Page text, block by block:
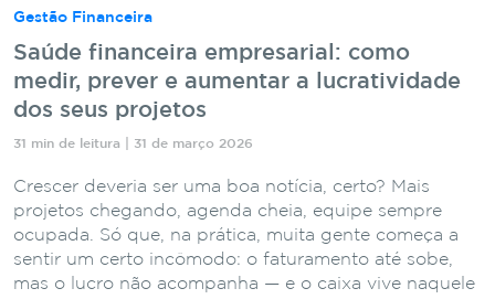
Gestão Financeira
Saúde financeira empresarial: como
medir, prever e aumentar a lucratividade
dos seus projetos
31 min de leitura | 31 de março 2026
Crescer deveria ser uma boa notícia, certo? Mais
projetos chegando, agenda cheia, equipe sempre
ocupada. Só que, na prática, muita gente começa a
sentir um certo incômodo: o faturamento até sobe,
mas o lucro não acompanha — e o caixa vive naquele